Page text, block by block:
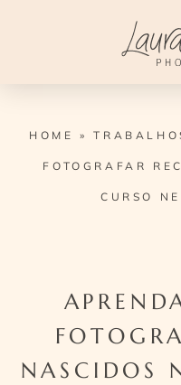
HOME »
FOTOGRAFAR
CURSO
NASCIDOS